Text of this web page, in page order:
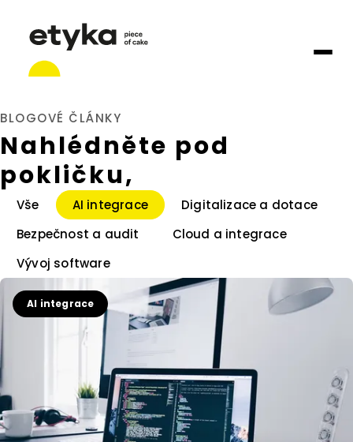
BLOGOVÉ ČLÁNKY
Nahlédněte pod
pokličku,
Vše AI integrace
Digitalizace a dotace
Bezpečnost a audit
Cloud a integrace
Vývoj software
AI integrace